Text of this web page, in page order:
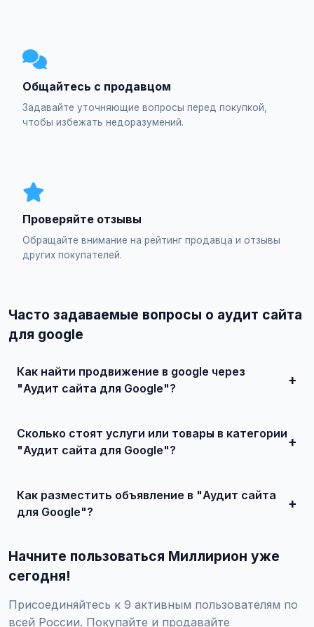
Общайтесь с продавцом
Задавайте уточняющие вопросы перед покупкой,
чтобы избежать недоразумений.
Проверяйте отзывы
Обращайте внимание на рейтинг продавца и отзывы
других покупателей.
Часто задаваемые вопросы о аудит сайта
для google
Как найти продвижение в google через
"Аудит сайта для Google"?
и договоритесь о сделке.
Сколько стоят услуги или товары в категории
"Аудит сайта для Google"?
Как разместить объявление в "Аудит сайта
для Google"?
/ Продвижение в Google / Аудит сайта для Google",
заполните форму и опубликуйте. Первые объявления —
бесплатно!
Начните пользоваться Миллирион уже
сегодня!
Присоединяйтесь к 9 активным пользователям по
всей России. Покупайте и продавайте